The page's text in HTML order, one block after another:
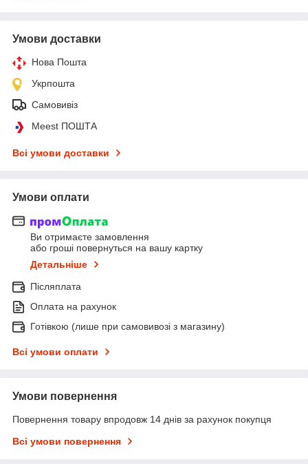
Умови доставки
Нова Пошта
Укрпошта
Самовивіз
Meest ПОШТА
Всі умови доставки
Умови оплати
Ви отримаєте замовлення
або гроші повернуться на вашу картку
Детальніше
Післяплата
Оплата на рахунок
Готівкою (лише при самовивозі з магазину)
Всі умови оплати
Умови повернення
Повернення товару впродовж 14 днів за рахунок покупця
Всі умови повернення